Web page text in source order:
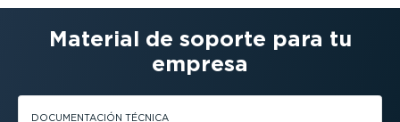
Material de soporte para tu
empresa
DOCUMEN­TACIÓN TÉCNICA